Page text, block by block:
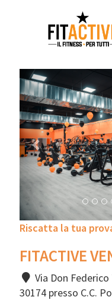
Prec
Riscatta la tua
FITACTIVE
Via Don
30174 presso C.C.